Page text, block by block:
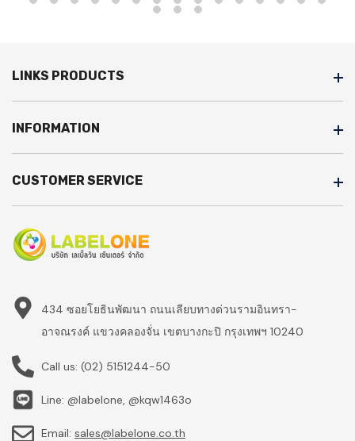
LINKS PRODUCTS
INFORMATION
CUSTOMER SERVICE
434 ซอยโยธินพัฒนา ถนนเลียบทางด่วนรามอินทรา-
อาจณรงค์ แขวงคลองจั่น เขตบางกะปิ กรุงเทพฯ 10240
Call us: (02) 5151244-50
Line: @labelone, @kqw1463o
Email: sales@labelone.co.th